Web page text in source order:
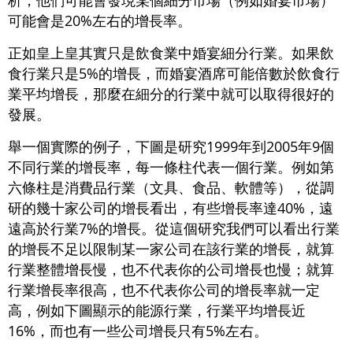
可能會是20%左右的增長率。
正如皇上皇其實只是飲食業中婚宴細分行業。如果飲
食行業只是5%的增長，而婚宴酒席可能倍數於飲食行
業平均增長，那麼在細分的行業中就可以取得很好的
發展。
舉一個實際的例子，下圖是研究1999年到2005年9個
不同行業的增長率，每一條柱代表一個行業。例如第
六條柱是消費品行業（文具、食品、軟體等），從調
研的幾十家公司的增長看出，有些增長率達40%，遠
遠高於行業7%的增長。從這個研究我們可以看出行業
的增長不足以限制某一家公司在該行業的增長，就算
行業整體增長慢，也不代表你的公司增長也慢；就算
行業增長率很高，也不代表你公司的增長率就一定
高，例如下圖顯示的能源行業，行業平均增長近
16%，而也有一些公司增長只有5%左右。